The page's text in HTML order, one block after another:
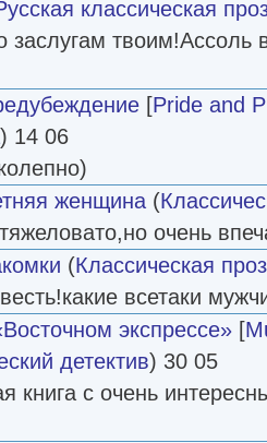
классическая
заслугам твоим!Ассоль
[Pride and
) 14 06
женщина (
очень
(Классическая
всетаки
экспрессе» [
детектив) 30 05
книга с очень